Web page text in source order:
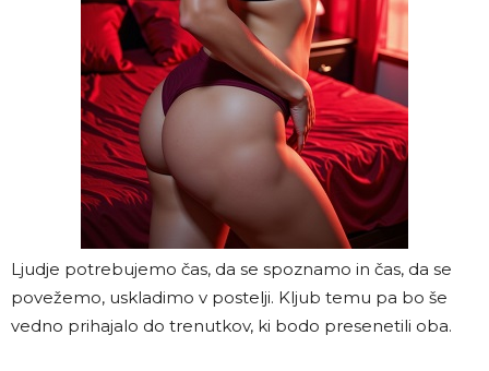
Ljudje potrebujemo čas, da se spoznamo in čas, da se
povežemo, uskladimo v postelji. Kljub temu pa bo še
vedno prihajalo do trenutkov, ki bodo presenetili oba.